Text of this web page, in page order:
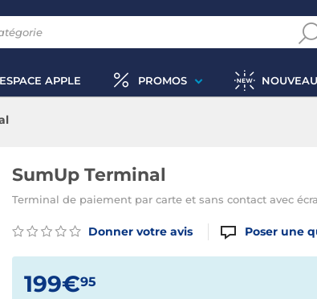
ESPACE APPLE PROMOS
SumUp Terminal
Terminal de paiement par carte et sans contact avec
Donner votre avis Poser une
199€95